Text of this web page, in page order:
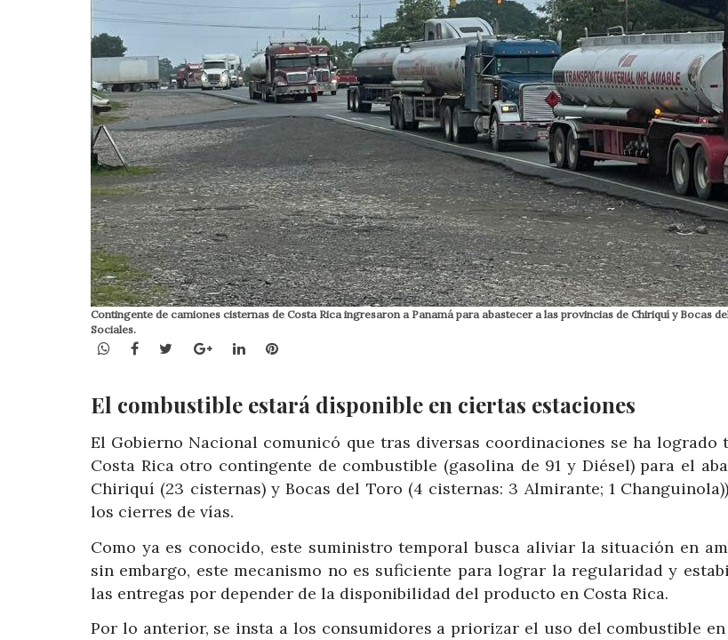
Contingente de camiones cisternas de Costa Rica ingresaron a Panamá para abastecer a las provincias de Chiriquí y Bocas
Sociales.
WhatsApp
Facebook
TwitterGoogle+LinkedInPinterest
El combustible estará disponible en ciertas estaciones
El Gobierno Nacional comunicó que tras diversas coordinaciones se ha logrado
Costa Rica otro contingente de combustible (gasolina de 91 y Diésel) para el
Chiriquí (23 cisternas) y Bocas del Toro (4 cisternas: 3 Almirante; 1
los cierres de vías.
Como ya es conocido, este suministro temporal busca aliviar la situación en
sin embargo, este mecanismo no es suficiente para lograr la regularidad y
las entregas por depender de la disponibilidad del producto en Costa Rica.
Por lo anterior, se insta a los consumidores a priorizar el uso del combustible